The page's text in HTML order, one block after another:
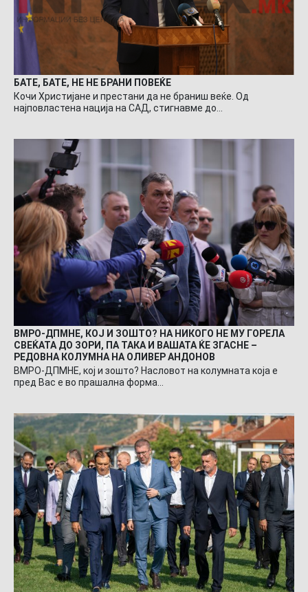
БАТЕ, БАТЕ, НЕ НЕ БРАНИ ПОВЕЌЕ
Кочи Христијане и престани да не браниш веќе. Од
најповластена нација на САД, стигнавме до…
ВМРО-ДПМНЕ, КОЈ И ЗОШТО? НА НИКОГО НЕ МУ ГОРЕЛА
СВЕЌАТА ДО ЗОРИ, ПА ТАКА И ВАШАТА ЌЕ ЗГАСНЕ –
РЕДОВНА КОЛУМНА НА ОЛИВЕР АНДОНОВ
ВМРО-ДПМНЕ, кој и зошто? Насловот на колумната која е
пред Вас е во прашална форма…